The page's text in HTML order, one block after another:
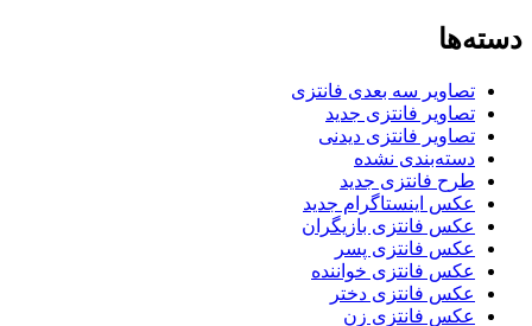
دسته‌ها
تصاویر سه بعدی فانتزی
تصاویر فانتزی جدید
تصاویر فانتزی دیدنی
دسته‌بندی نشده
طرح فانتزی جدید
عکس اینستاگرام جدید
عکس فانتزی بازیگران
عکس فانتزی پسر
عکس فانتزی خواننده
عکس فانتزی دختر
عکس فانتزی زن